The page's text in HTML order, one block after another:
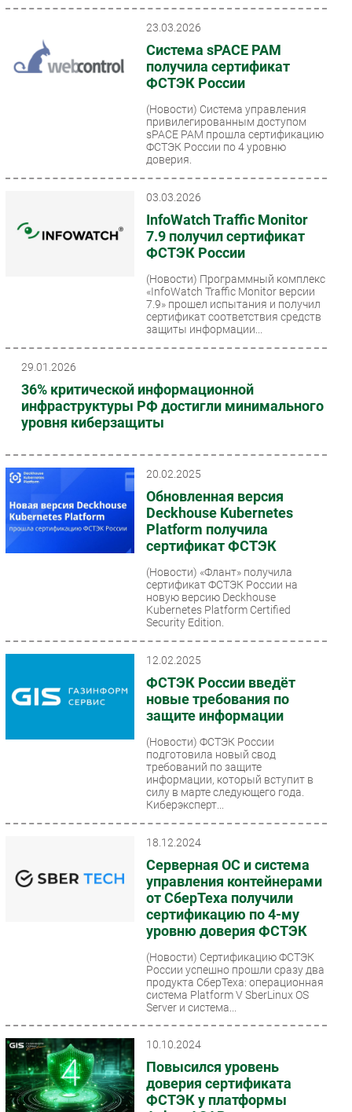
Каталог компаний
23.03.2026
Система sPACE PAM
получила сертификат
ФСТЭК России
(Новости) Система управления
привилегированным доступом
sPACE PAM прошла сертификацию
ФСТЭК России по 4 уровню
доверия.
03.03.2026
InfoWatch Traffic Monitor
7.9 получил сертификат
ФСТЭК России
(Новости) Программный комплекс
«InfoWatch Traffic Monitor версии
7.9» прошел испытания и получил
сертификат соответствия средств
защиты информации...
29.01.2026
36% критической информационной
инфраструктуры РФ достигли минимального
уровня киберзащиты
20.02.2025
Обновленная версия
Deckhouse Kubernetes
Platform получила
сертификат ФСТЭК
(Новости) «Флант» получила
сертификат ФСТЭК России на
новую версию Deckhouse
Kubernetes Platform Certified
Security Edition.
12.02.2025
ФСТЭК России введёт
новые требования по
защите информации
(Новости) ФСТЭК России
подготовила новый свод
требований по защите
информации, который вступит в
силу в марте следующего года.
Киберэксперт...
18.12.2024
Серверная ОС и система
управления контейнерами
от СберТеха получили
сертификацию по 4-му
уровню доверия ФСТЭК
(Новости) Сертификацию ФСТЭК
России успешно прошли сразу два
продукта СберТеха: операционная
система Platform V SberLinux OS
Server и система...
10.10.2024
Повысился уровень
доверия сертификата
ФСТЭК у платформы